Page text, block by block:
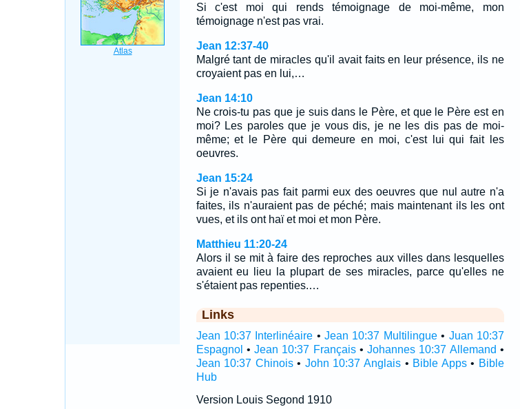
Si c'est moi qui rends témoignage de moi-même, mon
témoignage n'est pas vrai.
Jean 12:37-40
Malgré tant de miracles qu'il avait faits en leur présence, ils ne
croyaient pas en lui,…
Jean 14:10
Ne crois-tu pas que je suis dans le Père, et que le Père est en
moi? Les paroles que je vous dis, je ne les dis pas de moi-
même; et le Père qui demeure en moi, c'est lui qui fait les
oeuvres.
Jean 15:24
Si je n'avais pas fait parmi eux des oeuvres que nul autre n'a
faites, ils n'auraient pas de péché; mais maintenant ils les ont
vues, et ils ont haï et moi et mon Père.
Matthieu 11:20-24
Alors il se mit à faire des reproches aux villes dans lesquelles
avaient eu lieu la plupart de ses miracles, parce qu'elles ne
s'étaient pas repenties.…
Links
Jean 10:37 Interlinéaire •Jean 10:37 Multilingue• Juan 10:37
Espagnol •Jean 10:37 Français•Johannes 10:37 Allemand •
Jean 10:37 Chinois• John 10:37 Anglais • Bible Apps• Bible
Hub
Version Louis Segond 1910